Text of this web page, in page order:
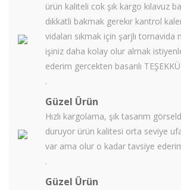
ürün kaliteli cok şık kargo kılavuz
dıkkatli bakmak gerekır kantrol
vidaları sıkmak için şarjlı
işiniz daha kolay olur almak
ederim gercekten basarılı
.
Güzel Ürün
Hızlı kargolama, şık tasarım
duruyor ürün kalitesi orta seviye
var ama olur o kadar tavsiye
.
Güzel Ürün